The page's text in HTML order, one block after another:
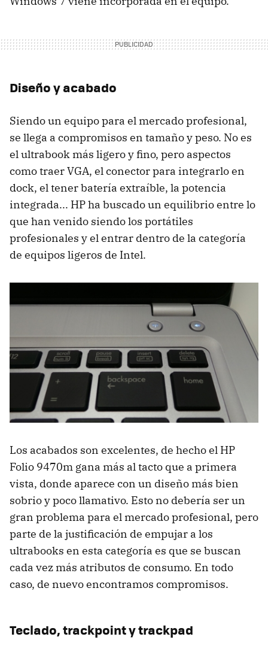
Diseño y acabado
Siendo un equipo para el mercado profesional,
se llega a compromisos en tamaño y peso. No es
el ultrabook más ligero y fino, pero aspectos
como traer VGA, el conector para integrarlo en
dock, el tener batería extraíble, la potencia
integrada... HP ha buscado un equilibrio entre lo
que han venido siendo los portátiles
profesionales y el entrar dentro de la categoría
de equipos ligeros de Intel.
Los acabados son excelentes, de hecho el HP
Folio 9470m gana más al tacto que a primera
vista, donde aparece con un diseño más bien
sobrio y poco llamativo. Esto no debería ser un
gran problema para el mercado profesional, pero
parte de la justificación de empujar a los
ultrabooks en esta categoría es que se buscan
cada vez más atributos de consumo. En todo
caso, de nuevo encontramos compromisos.
Teclado, trackpoint y trackpad